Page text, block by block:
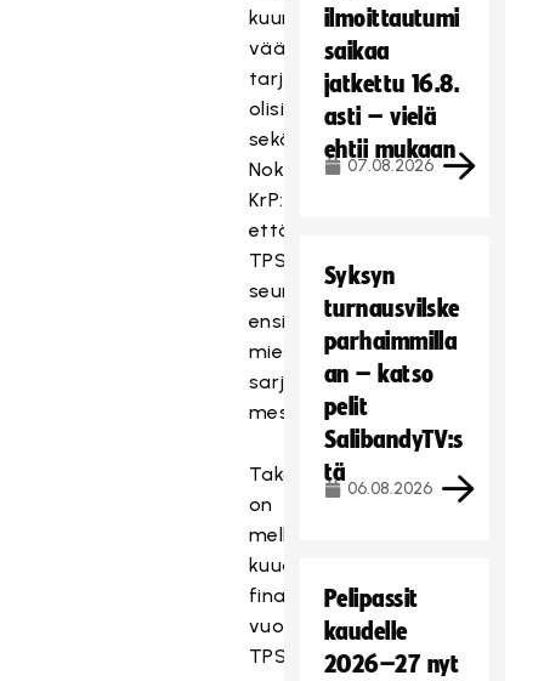
kuumaa
vääntöä:
tarjolla
olisi
sekä
Nokian
KrP:lle
että
TPS:lle
seurahistorian
ensimmäinen
miesten
sarjan
mestaruus.
Takana
on
melkoinen
kuuden
finaalin
vuoristorata:
TPS
ilmoittautumi
saikaa
jatkettu 16.8.
asti – vielä
ehtii mukaan
07.08.2026
Syksyn
turnausvilske
parhaimmilla
an – katso
pelit
SalibandyTV:s
tä
06.08.2026
Pelipassit
kaudelle
2026–27 nyt